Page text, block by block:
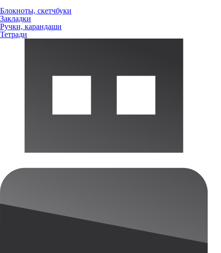
Блокноты, скетчбуки
Закладки
Ручки, карандаши
Тетради